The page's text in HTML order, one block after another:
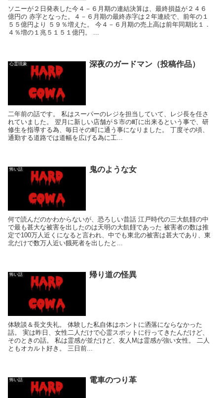
ソニーが２日発表した今４－６月期の連結決算は、最終損益が２４６
億円の 赤字となった。４－６月期の最終赤字は２年連続で、前年の１
５５億円より ５９％増えた。 今４－６月期の売上高は前年同期比１．
４％増の１兆５１５１億円。 ...
心霊現象 深夜のガードマン（投稿作品）
二年前の話です。 私はスーパーのレジを担当していて、レジ長を任さ
れていました。 翌月に新しい店舗がＳ市の町に出来るという事で、研
修生を指導する為、毎日その町に通う事になりました。 丁度その頃、
通勤する道路では道幅を広げる為に工...
怖い話 鬼のような女
何で読んだのかわからないが、恐ろしい昔話 江戸時代の三大飢饉の中
で最も甚大な被害を出したのは天明の大飢饉であった 被害者の数は推
定で100万人近くになると言われ、中でも東北の被害は甚大であり、東
北だけで数万人近い餓死者を出したと...
怖い話 帰り道の怪異
体験談＆長文失礼。 体験した私自体はホントに洒落にならなかった
話。 実は昨日、女性二人だけで心霊スポットに行ってきたんだけど、
そのときの話。 私は霊感が並だけど、友人Mは霊感が強い女性。 二人
ともオカルト好き。 三日前...
怖い話 電車のつり革